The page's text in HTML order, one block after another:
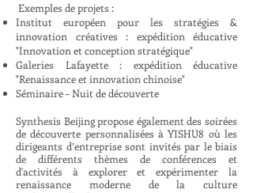
Exemples de projets :
Institut européen pour les stratégies &
innovation créatives : expédition éducative
"Innovation et conception stratégique"
Galeries Lafayette : expédition éducative
"Renaissance et innovation chinoise"
Séminaire – Nuit de découverte
Synthesis Beijing propose également des soirées
de découverte personnalisées à YISHU8 où les
dirigeants d’entreprise sont invités par le biais
de différents thèmes de conférences et
d'activités à explorer et expérimenter la
renaissance moderne de la culture